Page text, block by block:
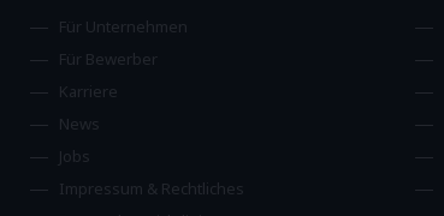
Für Unternehmen
Für Bewerber
Karriere
News
Jobs
Impressum & Rechtliches